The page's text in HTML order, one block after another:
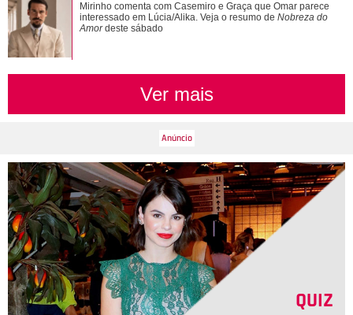
Mirinho comenta com Casemiro e Graça que Omar parece
interessado em Lúcia/Alika. Veja o resumo de Nobreza do
Amordeste sábado
Ver mais
QUIZ